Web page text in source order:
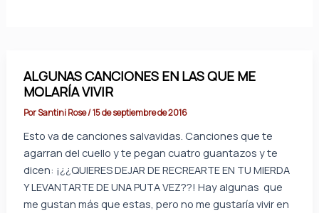
ALGUNAS CANCIONES EN LAS QUE ME
MOLARÍA VIVIR
PorSantini Rose/15 de septiembre de 2016
Esto va de canciones salvavidas. Canciones que te
agarran del cuello y te pegan cuatro guantazos y te
dicen: ¡¿¿QUIERES DEJAR DE RECREARTE EN TU MIERDA
Y LEVANTARTE DE UNA PUTA VEZ??! Hay algunas que
me gustan más que estas, pero no me gustaría vivir en